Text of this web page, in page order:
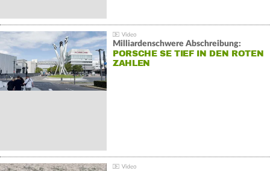
Milliardenschwere Abschreibung:
PORSCHE SE TIEF IN DEN ROTEN
ZAHLEN